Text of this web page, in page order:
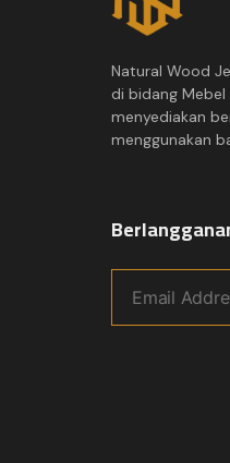
Natural Wood
di bidang Mebel
menyediakan
menggunakan